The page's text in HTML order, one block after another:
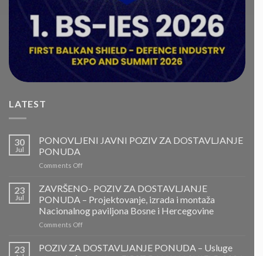
LATEST
30
Jul
PONOVLJENI JAVNI POZIV ZA DOSTAVLJANJE
PONUDA
Comments Offon
JAVNI
POZIV
ZA
DOSTAVLJANJE
PONUDA
23
Jul
ZAVRŠENO- POZIV ZA DOSTAVLJANJE
PONUDA – Projektovanje, izrada i montaža
Nacionalnog paviljona Bosne i Hercegovine
Comments Offon
POZIV
ZA
23
POZIV ZA DOSTAVLJANJE PONUDA – Usluge